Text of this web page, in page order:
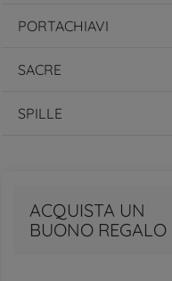
PORTACHIAVI
SACRE
SPILLE
ACQUISTA UN
BUONO REGALO